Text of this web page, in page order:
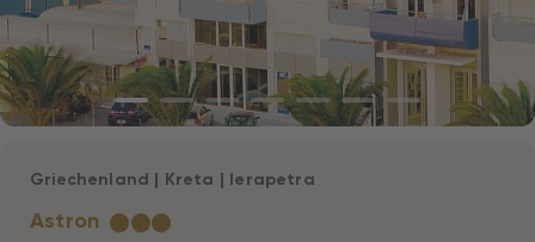
Astron ★★★
Griechenland | Kreta | Ierapetra